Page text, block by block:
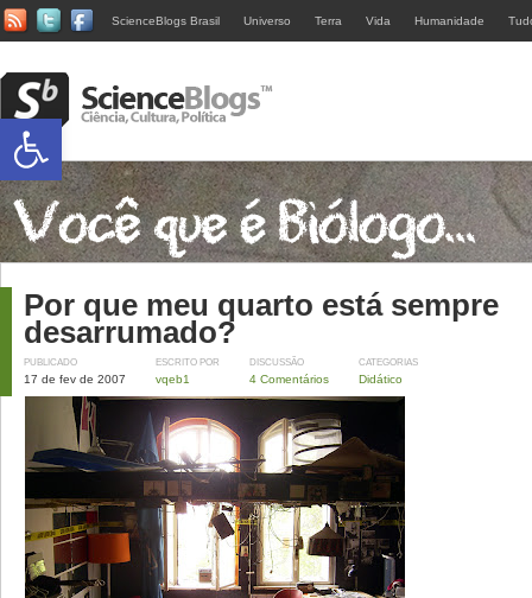
ScienceBlogs Brasil Universo Terra Vida Humanidade
Por que meu quarto está sempre
desarrumado?
PUBLICADO
17 de fev de 2007
ESCRITO POR
vqeb1
DISCUSSÃO
4 Comentários
CATEGORIAS
Didático
Abrir a barra de ferramentas